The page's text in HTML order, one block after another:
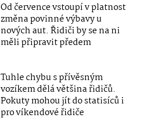
Od července vstoupí v platnost
změna povinné výbavy u
nových aut. Řidiči by se na ni
měli připravit předem
Tuhle chybu s přívěsným
vozíkem dělá většina řidičů.
Pokuty mohou jít do statisíců i
pro víkendové řidiče